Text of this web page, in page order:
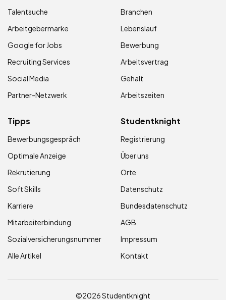
Talentsuche
Arbeitgebermarke
Google for Jobs
Recruiting Services
Social Media
Partner-Netzwerk
Branchen
Lebenslauf
Bewerbung
Arbeitsvertrag
Gehalt
Arbeitszeiten
Tipps
Bewerbungsgespräch
Optimale Anzeige
Rekrutierung
Soft Skills
Karriere
Mitarbeiterbindung
Sozialversicherungsnummer
Alle Artikel
Studentknight
Registrierung
Über uns
Orte
Datenschutz
Bundesdatenschutz
AGB
Impressum
Kontakt
©2026 Studentknight